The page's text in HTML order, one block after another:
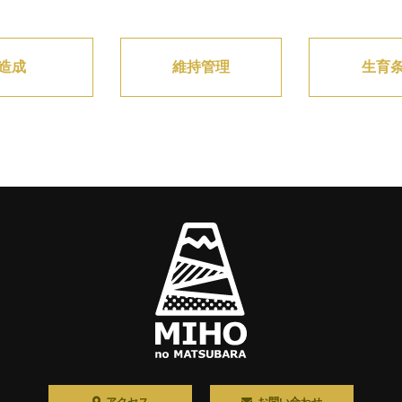
成 維持管理 生育